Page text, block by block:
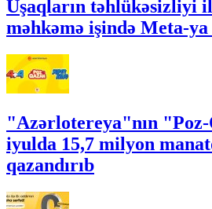
Uşaqların təhlükəsizliyi
məhkəmə işində Meta-
"Azərlotereya"nın
iyulda 15,7 milyon
qazandırıb